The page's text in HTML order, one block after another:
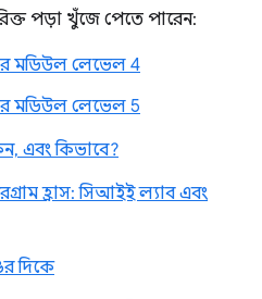
পড়া খুঁজে পেতে পারেন:
মডিউল লেভেল 4
মডিউল লেভেল 5
এবং কিভাবে?
হ্রাস: সিআইই ল্যাব এবং
দিকে